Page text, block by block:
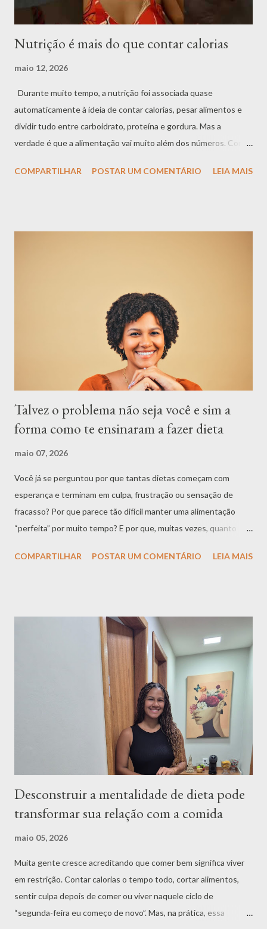
Nutrição é mais do que contar calorias
maio 12, 2026
Durante muito tempo, a nutrição foi associada quase
automaticamente à ideia de contar calorias, pesar alimentos e
dividir tudo entre carboidrato, proteína e gordura. Mas a
verdade é que a alimentação vai muito além dos números. Comer
Também envolve rotina, emoções, hábitos, prazer, cultura,
saudável não é só cálculo Pensar em alimentação saudável
apenas como uma conta matemática pode tornar o processo
cansativo, rígido e distante da vida real. Afinal, ninguém come
apenas números. Comemos em família, em momentos de alegria,
em dias difíceis, em celebrações, na p...
COMPARTILHAR POSTAR UM COMENTÁRIO LEIA MAIS
Talvez o problema não seja você e sim a
forma como te ensinaram a fazer dieta
maio 07, 2026
Você já se perguntou por que tantas dietas começam com
esperança e terminam em culpa, frustração ou sensação de
fracasso? Por que parece tão difícil manter uma alimentação
“perfeita” por muito tempo? E por que, muitas vezes, quanto
sua mente? Se você se identifica com isso, talvez exista algo
nutricionista, especialista em transtornos alimentares e
trabalho com abordagem comportamental. E uma das coisas que
mais vejo na prática clínica é o quanto as pessoas chegam
cansadas de viver em guerra com a alimentação e com o próprio
corpo. Porque o problema raramente é só a comida. O que
realmente influencia a forma como você come é o seu
comportamento alimentar. É ele que determina não apenas o
que você escolhe comer, mas também como, quando, por que e
COMPARTILHAR POSTAR UM COMENTÁRIO LEIA MAIS
Desconstruir a mentalidade de dieta pode
transformar sua relação com a comida
maio 05, 2026
Muita gente cresce acreditando que comer bem significa viver
em restrição. Contar calorias o tempo todo, cortar alimentos,
sentir culpa depois de comer ou viver naquele ciclo de
“segunda-feira eu começo de novo”. Mas, na prática, essa